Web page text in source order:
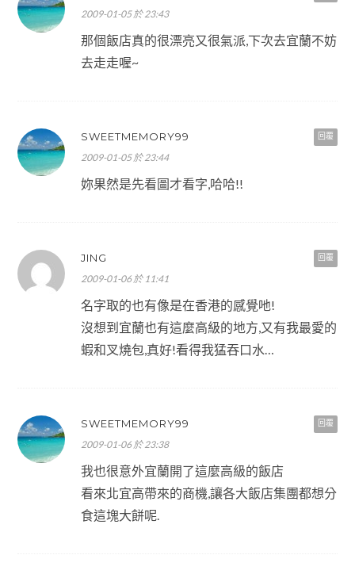
2009-01-05 於 23:43
那個飯店真的很漂亮又很氣派,下次去宜蘭不妨
去走走喔~
回覆
SWEETMEMORY99
2009-01-05 於 23:44
妳果然是先看圖才看字,哈哈!!
回覆
JING
2009-01-06 於 11:41
名字取的也有像是在香港的感覺吔!
沒想到宜蘭也有這麼高級的地方,又有我最愛的
蝦和叉燒包,真好!看得我猛吞口水…
回覆
SWEETMEMORY99
2009-01-06 於 23:38
我也很意外宜蘭開了這麼高級的飯店
看來北宜高帶來的商機,讓各大飯店集團都想分
食這塊大餅呢.